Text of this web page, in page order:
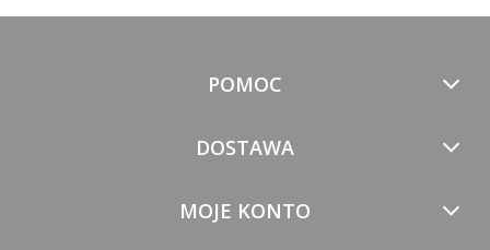
POMOC
DOSTAWA
MOJE KONTO